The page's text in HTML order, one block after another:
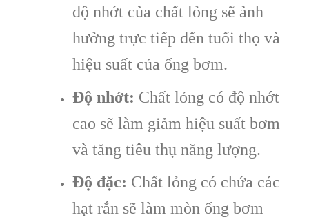
độ nhớt của chất lỏng sẽ ảnh
hưởng trực tiếp đến tuổi thọ và
hiệu suất của ống bơm.
Độ nhớt: Chất lỏng có độ nhớt
cao sẽ làm giảm hiệu suất bơm
và tăng tiêu thụ năng lượng.
Độ đặc: Chất lỏng có chứa các
hạt rắn sẽ làm mòn ống bơm